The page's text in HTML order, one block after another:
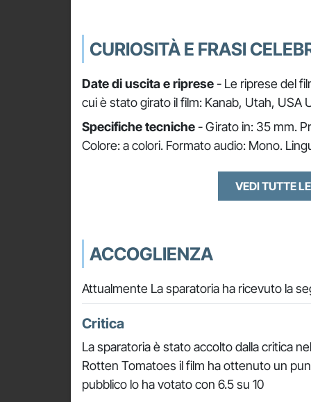
CURIOSITÀ E FRASI
Date di uscita e riprese- Le riprese del
cui è stato girato il film: Kanab, Utah, USA
Specifiche tecniche- Girato in: 35 mm.
Colore: a colori. Formato audio: Mono.
VEDI TUTTE
ACCOGLIENZA
Attualmente La sparatoria ha ricevuto la
Critica
La sparatoria è stato accolto dalla critica
Rotten Tomatoes il film ha ottenuto un
pubblico lo ha votato con 6.5 su 10